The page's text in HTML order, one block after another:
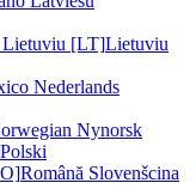
Lietuviu [LT]Lietuviu
Nederlands
Nynorsk
Polski
Română Slovenšcina